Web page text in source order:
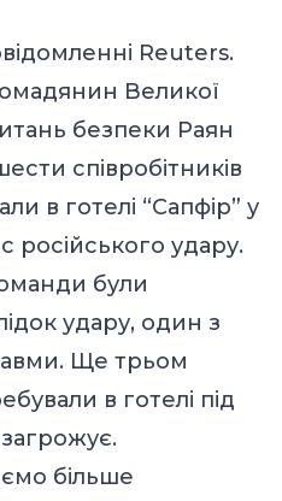
Reuters.
Великої
безпеки Раян
співробітників
в готелі “Сапфір” у
російського удару.
були
удару, один з
Ще трьом
в готелі під
більше